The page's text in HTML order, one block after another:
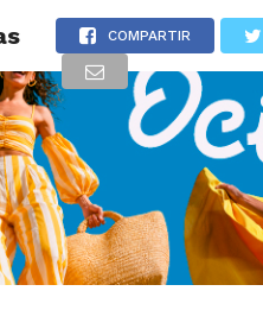
COMPARTIR